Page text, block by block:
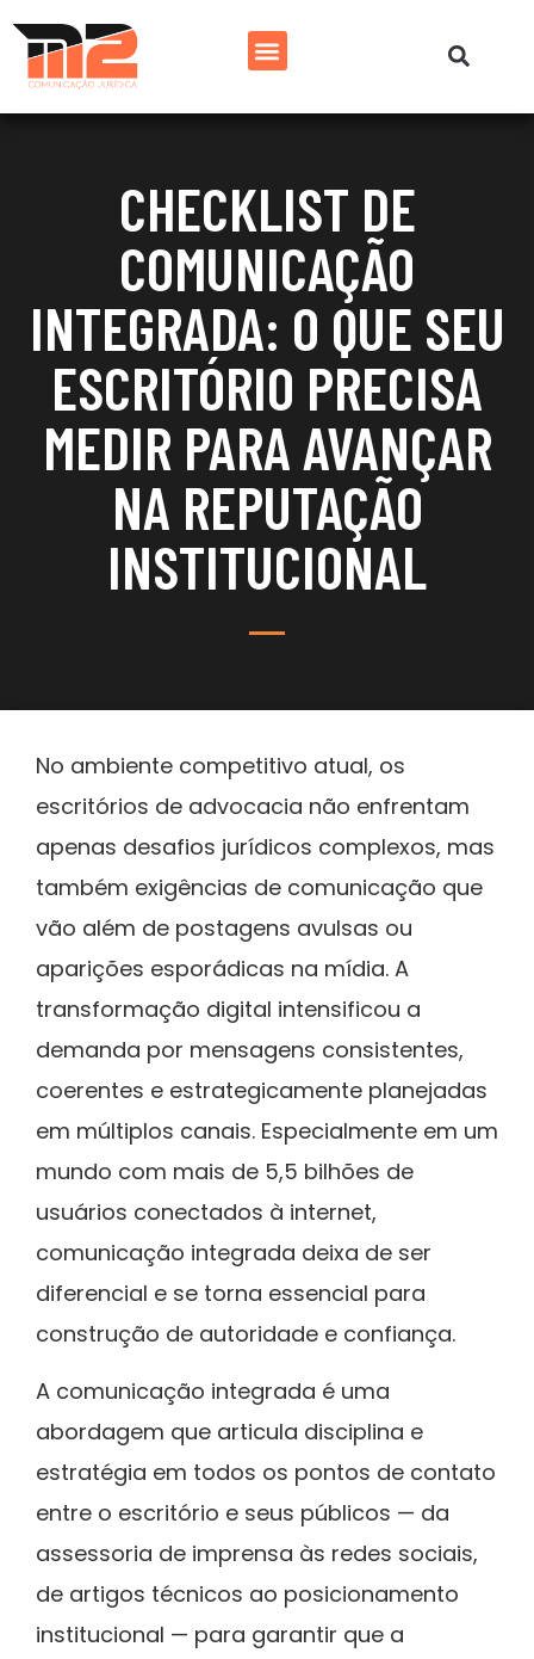
CHECKLIST DE
COMUNICAÇÃO
INTEGRADA: O QUE SEU
ESCRITÓRIO PRECISA
MEDIR PARA AVANÇAR
NA REPUTAÇÃO
INSTITUCIONAL
No ambiente competitivo atual, os
escritórios de advocacia não enfrentam
apenas desafios jurídicos complexos, mas
também exigências de comunicação que
vão além de postagens avulsas ou
aparições esporádicas na mídia. A
transformação digital intensificou a
demanda por mensagens consistentes,
coerentes e estrategicamente planejadas
em múltiplos canais. Especialmente em um
mundo com mais de 5,5 bilhões de
usuários conectados à internet,
comunicação integrada deixa de ser
diferencial e se torna essencial para
construção de autoridade e confiança.
A comunicação integrada é uma
abordagem que articula disciplina e
estratégia em todos os pontos de contato
entre o escritório e seus públicos — da
assessoria de imprensa às redes sociais,
de artigos técnicos ao posicionamento
institucional — para garantir que a